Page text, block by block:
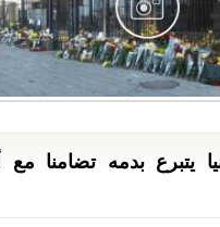
يتبرع بدمه تضامنا مع